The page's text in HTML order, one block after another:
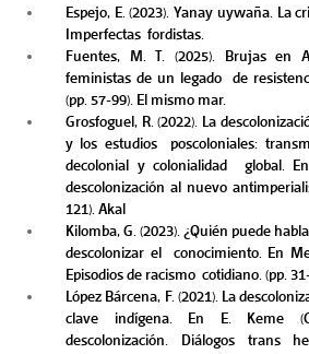
Espejo, E. (2023). Yanay uywaña. La
Imperfectas  fordistas.
Fuentes, M. T. (2025). Brujas en
feministas de un legado  de
(pp. 57-99). El mismo mar.
Grosfoguel, R. (2022). La
y los estudios  poscoloniales:
decolonial y colonialidad  global.
descolonización al nuevo
121). Akal
Kilomba, G. (2023). ¿Quién puede
descolonizar el  conocimiento. En
Episodios de racismo  cotidiano. (pp.
López Bárcena, F. (2021). La
clave indígena. En E. Keme
descolonización. Diálogos trans